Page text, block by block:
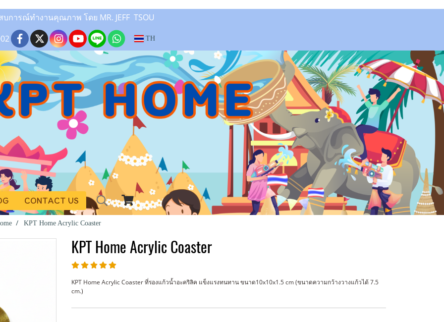
บการณ์ทำงานคุณภาพ โดย MR. JEFF TSOU
TH
CONTACT US
KPT Home Acrylic Coaster
KPT Home Acrylic Coaster
KPT Home Acrylic Coaster ที่รองแก้วน้ำอะคริลิค แข็งแรงทนทาน ขนาด10x10x1.5 cm (ขนาดความกว้างวางแก้วได้ 7.5
cm.)